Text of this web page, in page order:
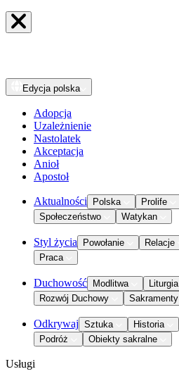
Edycja polska
Adopcja
Uzależnienie
Nastolatek
Akceptacja
Anioł
Apostoł
Aktualności Polska Prolife
Społeczeństwo
Watykan
Styl życia Powołanie Relacje
Praca
Duchowość Modlitwa Liturgia
Rozwój Duchowy
Sakramenty
Odkrywaj Sztuka Historia
Podróż
Obiekty sakralne
Usługi